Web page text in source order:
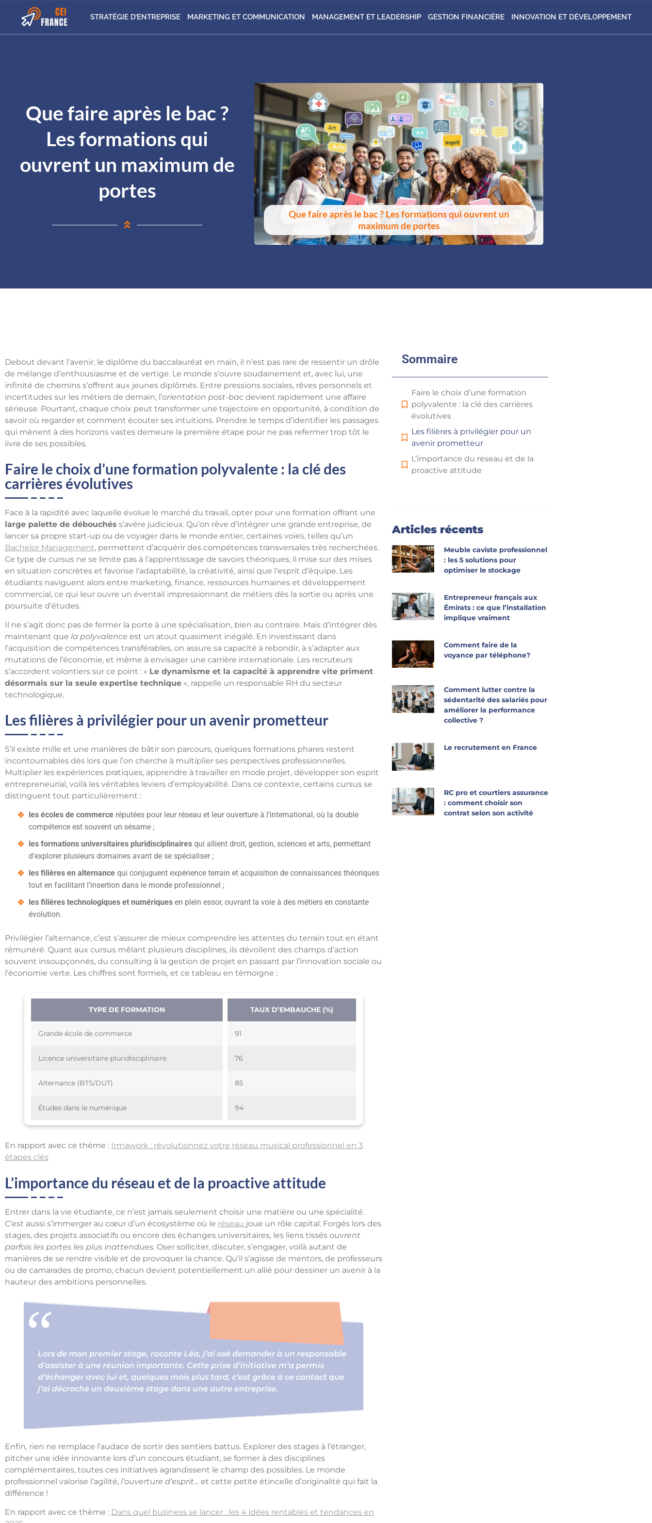
STRATÉGIE D’ENTREPRISE MARKETING ET COMMUNICATION MANAGEMENT ET LEADERSHIP GESTION FINANCIÈRE INNOVATION ET DÉVELOPPEMENT
Que faire après le bac ?
Les formations qui
ouvrent un maximum de
portes
Que faire après le bac ? Les formations qui ouvrent un
maximum de portes
Debout devant l’avenir, le diplôme du baccalauréat en main, il n’est pas rare de ressentir un drôle
de mélange d’enthousiasme et de vertige. Le monde s’ouvre soudainement et, avec lui, une
infinité de chemins s’offrent aux jeunes diplômés. Entre pressions sociales, rêves personnels et
incertitudes sur les métiers de demain, l’orientation post-bac devient rapidement une affaire
sérieuse. Pourtant, chaque choix peut transformer une trajectoire en opportunité, à condition de
savoir où regarder et comment écouter ses intuitions. Prendre le temps d’identifier les passages
qui mènent à des horizons vastes demeure la première étape pour ne pas refermer trop tôt le
livre de ses possibles.
Faire le choix d’une formation polyvalente : la clé des
carrières évolutives
Face à la rapidité avec laquelle évolue le marché du travail, opter pour une formation offrant une
large palette de débouchés s’avère judicieux. Qu’on rêve d’intégrer une grande entreprise, de
lancer sa propre start-up ou de voyager dans le monde entier, certaines voies, telles qu’un
Bachelor Management, permettent d’acquérir des compétences transversales très recherchées.
Ce type de cursus ne se limite pas à l’apprentissage de savoirs théoriques, il mise sur des mises
en situation concrètes et favorise l’adaptabilité, la créativité, ainsi que l’esprit d’équipe. Les
étudiants naviguent alors entre marketing, finance, ressources humaines et développement
commercial, ce qui leur ouvre un éventail impressionnant de métiers dès la sortie ou après une
poursuite d’études.
Il ne s’agit donc pas de fermer la porte à une spécialisation, bien au contraire. Mais d’intégrer dès
maintenant que la polyvalence est un atout quasiment inégalé. En investissant dans
l’acquisition de compétences transférables, on assure sa capacité à rebondir, à s’adapter aux
mutations de l’économie, et même à envisager une carrière internationale. Les recruteurs
s’accordent volontiers sur ce point : « Le dynamisme et la capacité à apprendre vite priment
désormais sur la seule expertise technique », rappelle un responsable RH du secteur
technologique.
Les filières à privilégier pour un avenir prometteur
S’il existe mille et une manières de bâtir son parcours, quelques formations phares restent
incontournables dès lors que l’on cherche à multiplier ses perspectives professionnelles.
Multiplier les expériences pratiques, apprendre à travailler en mode projet, développer son esprit
entrepreneurial, voilà les véritables leviers d’employabilité. Dans ce contexte, certains cursus se
distinguent tout particulièrement :
les écoles de commerce réputées pour leur réseau et leur ouverture à l’international, où la double
compétence est souvent un sésame ;
les formations universitaires pluridisciplinaires qui allient droit, gestion, sciences et arts, permettant
d’explorer plusieurs domaines avant de se spécialiser ;
les filières en alternance qui conjuguent expérience terrain et acquisition de connaissances théoriques
tout en facilitant l’insertion dans le monde professionnel ;
les filières technologiques et numériques en plein essor, ouvrant la voie à des métiers en constante
évolution.
Privilégier l’alternance, c’est s’assurer de mieux comprendre les attentes du terrain tout en étant
rémunéré. Quant aux cursus mêlant plusieurs disciplines, ils dévoilent des champs d’action
souvent insoupçonnés, du consulting à la gestion de projet en passant par l’innovation sociale ou
l’économie verte. Les chiffres sont formels, et ce tableau en témoigne :
TYPE DE FORMATION TAUX D’EMBAUCHE (%)
Grande école de commerce 91
Licence universitaire pluridisciplinaire 76
Alternance (BTS/DUT) 85
Études dans le numérique 94
En rapport avec ce thème : Irmawork : révolutionnez votre réseau musical professionnel en 3
étapes clés
L’importance du réseau et de la proactive attitude
Entrer dans la vie étudiante, ce n’est jamais seulement choisir une matière ou une spécialité.
C’est aussi s’immerger au cœur d’un écosystème où le réseau joue un rôle capital. Forgés lors des
stages, des projets associatifs ou encore des échanges universitaires, les liens tissés ouvrent
parfois les portes les plus inattendues. Oser solliciter, discuter, s’engager, voilà autant de
manières de se rendre visible et de provoquer la chance. Qu’il s’agisse de mentors, de professeurs
ou de camarades de promo, chacun devient potentiellement un allié pour dessiner un avenir à la
hauteur des ambitions personnelles.
Lors de mon premier stage, raconte Léa, j’ai osé demander à un responsable
d’assister à une réunion importante. Cette prise d’initiative m’a permis
d’échanger avec lui et, quelques mois plus tard, c’est grâce à ce contact que
j’ai décroché un deuxième stage dans une autre entreprise.
Enfin, rien ne remplace l’audace de sortir des sentiers battus. Explorer des stages à l’étranger,
pitcher une idée innovante lors d’un concours étudiant, se former à des disciplines
complémentaires, toutes ces initiatives agrandissent le champ des possibles. Le monde
professionnel valorise l’agilité, l’ouverture d’esprit… et cette petite étincelle d’originalité qui fait la
différence !
En rapport avec ce thème : Dans quel business se lancer : les 4 idées rentables et tendances en
Sommaire
Faire le choix d’une formation
polyvalente : la clé des carrières
évolutives
Les filières à privilégier pour un
avenir prometteur
L’importance du réseau et de la
proactive attitude
Articles récents
Meuble caviste professionnel
: les 5 solutions pour
optimiser le stockage
Entrepreneur français aux
Émirats : ce que l’installation
implique vraiment
Comment faire de la
voyance par téléphone?
Comment lutter contre la
sédentarité des salariés pour
améliorer la performance
collective ?
Le recrutement en France
RC pro et courtiers assurance
: comment choisir son
contrat selon son activité